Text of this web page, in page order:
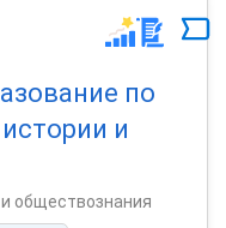
по
и
обществознания